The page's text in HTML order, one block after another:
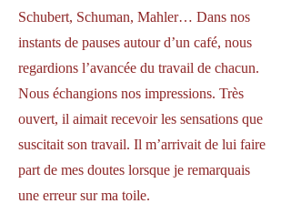
Schubert, Schuman, Mahler… Dans nos
instants de pauses autour d’un café, nous
regardions l’avancée du travail de chacun.
Nous échangions nos impressions. Très
ouvert, il aimait recevoir les sensations que
suscitait son travail. Il m’arrivait de lui faire
part de mes doutes lorsque je remarquais
une erreur sur ma toile.